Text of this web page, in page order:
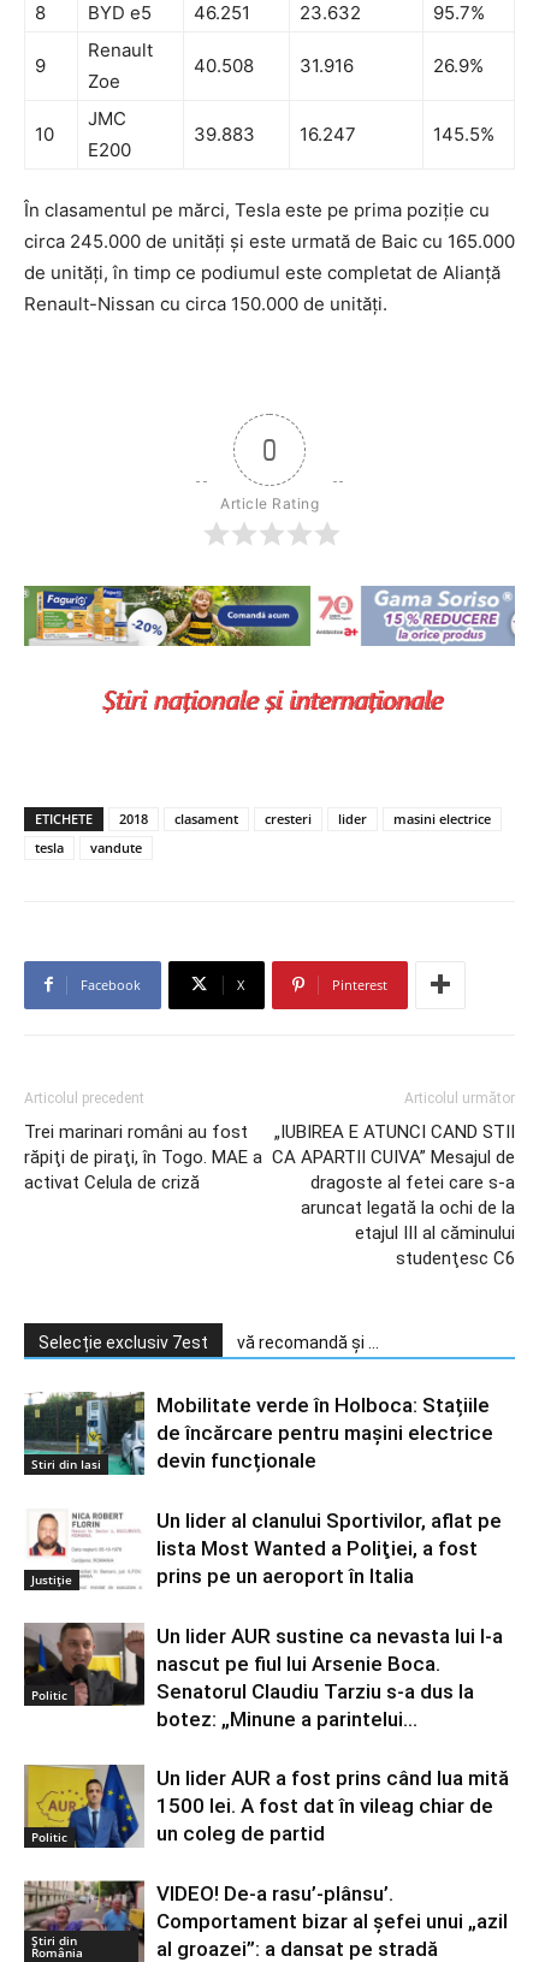
8 BYD e5 46.251 23.632 95.7%
9
Renault
Zoe
40.508 31.916 26.9%
10
JMC
E200
39.883 16.247 145.5%
În clasamentul pe mărci, Tesla este pe prima poziție cu
circa 245.000 de unități și este urmată de Baic cu 165.000
de unități, în timp ce podiumul este completat de Alianță
Renault-Nissan cu circa 150.000 de unități.
0
Article Rating
ETICHETE 2018 clasament cresteri lider
masini electrice
tesla
vandute
Facebook X Pinterest
Articolul precedent
Trei marinari români au fost
răpiţi de piraţi, în Togo. MAE a
activat Celula de criză
Articolul următor
„IUBIREA E ATUNCI CAND STII
CA APARTII CUIVA” Mesajul de
dragoste al fetei care s-a
aruncat legată la ochi de la
etajul III al căminului
studenţesc C6
Selecție exclusiv 7est vă recomandă și ...
Stiri din Iasi
Mobilitate verde în Holboca: Stațiile
de încărcare pentru mașini electrice
devin funcționale
Justiție
Un lider al clanului Sportivilor, aflat pe
lista Most Wanted a Poliţiei, a fost
prins pe un aeroport în Italia
Politic
Un lider AUR sustine ca nevasta lui l-a
nascut pe fiul lui Arsenie Boca.
Senatorul Claudiu Tarziu s-a dus la
botez: „Minune a parintelui...
Politic
Un lider AUR a fost prins când lua mită
1500 lei. A fost dat în vileag chiar de
un coleg de partid
Știri din
România
VIDEO! De-a rasu’-plânsu’.
Comportament bizar al șefei unui „azil
al groazei”: a dansat pe stradă